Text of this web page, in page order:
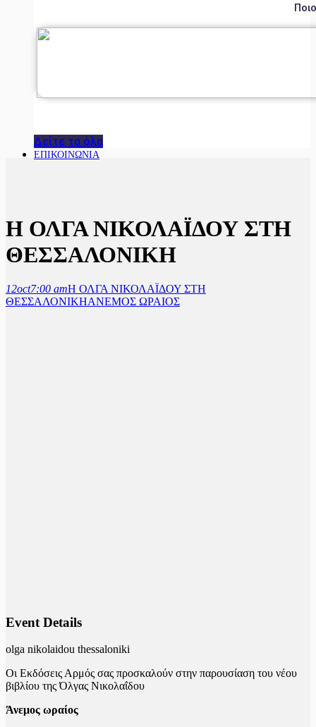
Δείτε τα όλα
ΕΠΙΚΟΙΝΩΝΙΑ
Η ΟΛΓΑ ΝΙΚΟΛΑΪΔΟΥ ΣΤΗ
ΘΕΣΣΑΛΟΝΙΚΗ
12oct7:00 amΗ ΟΛΓΑ ΝΙΚΟΛΑΪΔΟΥ ΣΤΗ
ΘΕΣΣΑΛΟΝΙΚΗΑΝΕΜΟΣ ΩΡΑΙΟΣ
Event Details
olga nikolaidou thessaloniki
Οι Eκδόσεις Αρμός σας προσκαλούν στην παρουσίαση του νέου
βιβλίου της Όλγας Νικολαΐδου
Άνεμος ωραίος